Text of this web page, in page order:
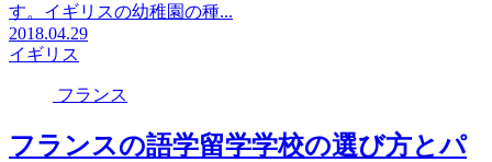
す。イギリスの幼稚園の種...
2018.04.29
イギリス
フランス
フランスの語学留学学校の選び方とパ